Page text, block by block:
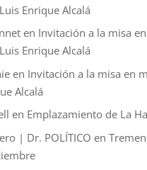
Enrique Alcalá
en Invitación a la misa en
Enrique Alcalá
en Invitación a la misa en
Alcalá
en Emplazamiento de La
| Dr. POLÍTICO en